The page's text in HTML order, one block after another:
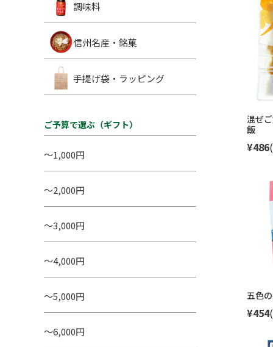
混ぜ
飯
¥486
五色
¥454
調味料
信州名産・銘菓
手提げ袋・ラッピング
ご予算で選ぶ（ギフト）
～1,000円
～2,000円
～3,000円
～4,000円
～5,000円
～6,000円